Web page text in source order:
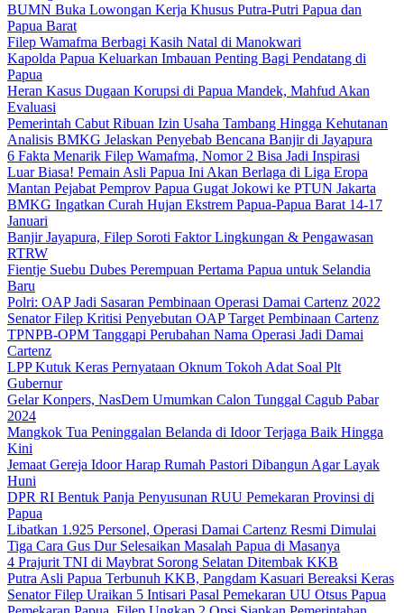
BUMN Buka Lowongan Kerja Khusus Putra-Putri Papua dan
Papua Barat
Filep Wamafma Berbagi Kasih Natal di Manokwari
Kapolda Papua Keluarkan Imbauan Penting Bagi Pendatang di
Papua
Heran Kasus Dugaan Korupsi di Papua Mandek, Mahfud Akan
Evaluasi
Pemerintah Cabut Ribuan Izin Usaha Tambang Hingga Kehutanan
Analisis BMKG Jelaskan Penyebab Bencana Banjir di Jayapura
6 Fakta Menarik Filep Wamafma, Nomor 2 Bisa Jadi Inspirasi
Luar Biasa! Pemain Asli Papua Ini Akan Berlaga di Liga Eropa
Mantan Pejabat Pemprov Papua Gugat Jokowi ke PTUN Jakarta
BMKG Ingatkan Curah Hujan Ekstrem Papua-Papua Barat 14-17
Januari
Banjir Jayapura, Filep Soroti Faktor Lingkungan & Pengawasan
RTRW
Fientje Suebu Dubes Perempuan Pertama Papua untuk Selandia
Baru
Polri: OAP Jadi Sasaran Pembinaan Operasi Damai Cartenz 2022
Senator Filep Kritisi Penyebutan OAP Target Pembinaan Cartenz
TPNPB-OPM Tanggapi Perubahan Nama Operasi Jadi Damai
Cartenz
LPP Kutuk Keras Pernyataan Oknum Tokoh Adat Soal Plt
Gubernur
Gelar Konpers, NasDem Umumkan Calon Tunggal Cagub Pabar
2024
Mangkok Tua Peninggalan Belanda di Idoor Terjaga Baik Hingga
Kini
Jemaat Gereja Idoor Harap Rumah Pastori Dibangun Agar Layak
Huni
DPR RI Bentuk Panja Penyusunan RUU Pemekaran Provinsi di
Papua
Libatkan 1.925 Personel, Operasi Damai Cartenz Resmi Dimulai
Tiga Cara Gus Dur Selesaikan Masalah Papua di Masanya
4 Prajurit TNI di Maybrat Sorong Selatan Ditembak KKB
Putra Asli Papua Terbunuh KKB, Pangdam Kasuari Bereaksi Keras
Senator Filep Uraikan 5 Intisari Pasal Pemekaran UU Otsus Papua